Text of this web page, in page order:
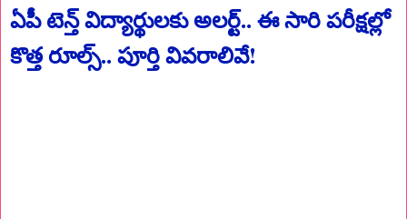
ఏపీ టెన్త్ విద్యార్థులకు అలర్ట్.. ఈ సారి పరీక్షల్లో
కొత్త రూల్స్.. పూర్తి వివరాలివే!